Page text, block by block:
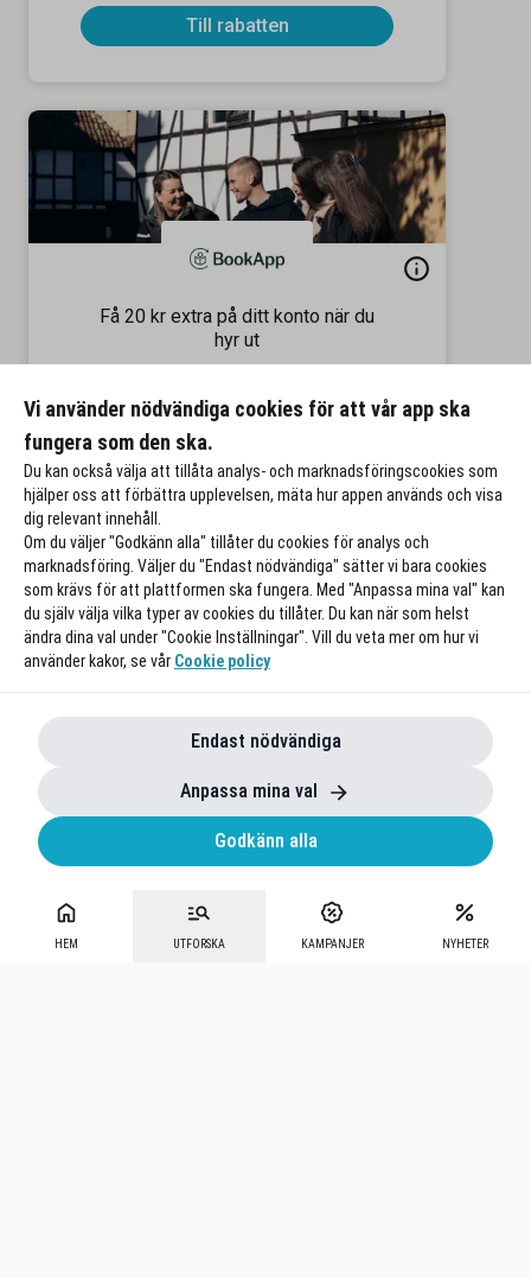
HEM UTFORSKA KAMPANJER NYHETER
Till rabatten
Få 20 kr extra på ditt konto när du
hyr ut
Till rabatten
Vi använder nödvändiga cookies för att vår app ska
fungera som den ska.
Du kan också välja att tillåta analys- och marknadsföringscookies som
hjälper oss att förbättra upplevelsen, mäta hur appen används och visa
dig relevant innehåll.
Om du väljer "Godkänn alla" tillåter du cookies för analys och
marknadsföring. Väljer du "Endast nödvändiga" sätter vi bara cookies
som krävs för att plattformen ska fungera. Med "Anpassa mina val" kan
du själv välja vilka typer av cookies du tillåter. Du kan när som helst
ändra dina val under "Cookie Inställningar". Vill du veta mer om hur vi
använder kakor, se vår Cookie policy
Endast nödvändiga
Anpassa mina val
Godkänn alla